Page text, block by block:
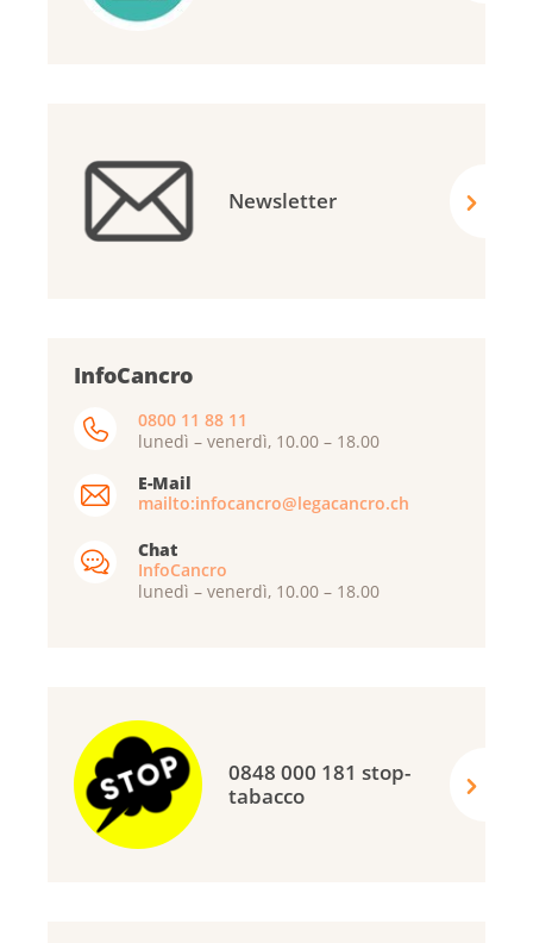
Newsletter
InfoCancro
0800 11 88 11
lunedì – venerdì, 10.00 – 18.00
E-Mail
mailto:infocancro@legacancro.ch
Chat
InfoCancro
lunedì – venerdì, 10.00 – 18.00
0848 000 181 stop-
tabacco